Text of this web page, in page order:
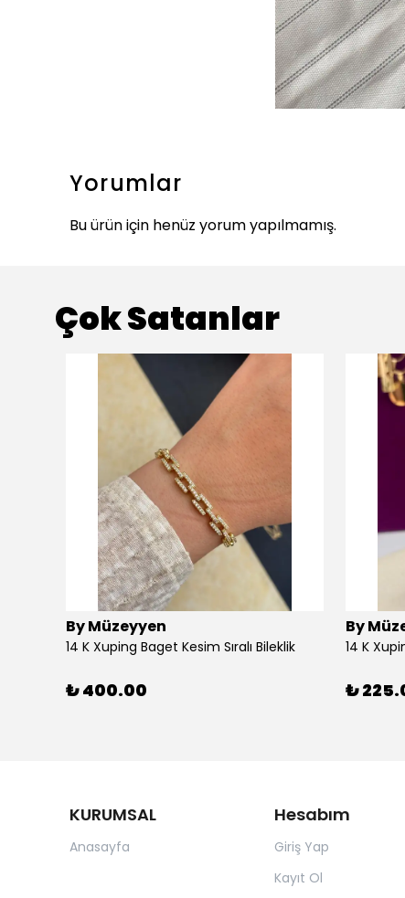
Yorumlar
Bu ürün için henüz yorum yapılmamış.
Çok Satanlar
By Müzeyyen
14 K Xuping Baget Kesim Sıralı Bileklik
₺ 400.00
By
14 K
₺
KURUMSAL
Anasayfa
Hesabım
Giriş Yap
Kayıt Ol